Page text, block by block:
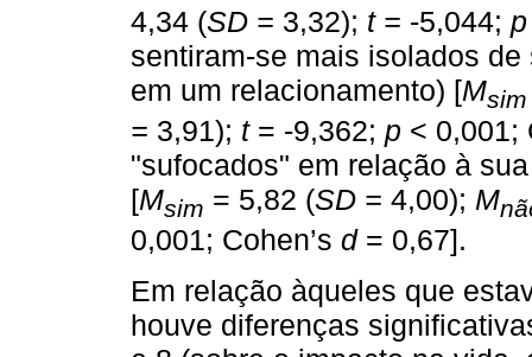
4,34 (SD = 3,32); t = -5,044; p
sentiram-se mais isolados
em um relacionamento) [Msim
= 3,91); t= -9,362; p < 0,001;
"sufocados" em relação à
[Msim = 5,82 (SD = 4,00); M
0,001; Cohen’s d= 0,67].
Em relação àqueles que
houve diferenças